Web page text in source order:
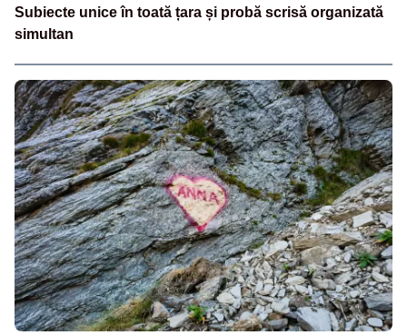
Subiecte unice în toată țara și probă scrisă organizată
simultan